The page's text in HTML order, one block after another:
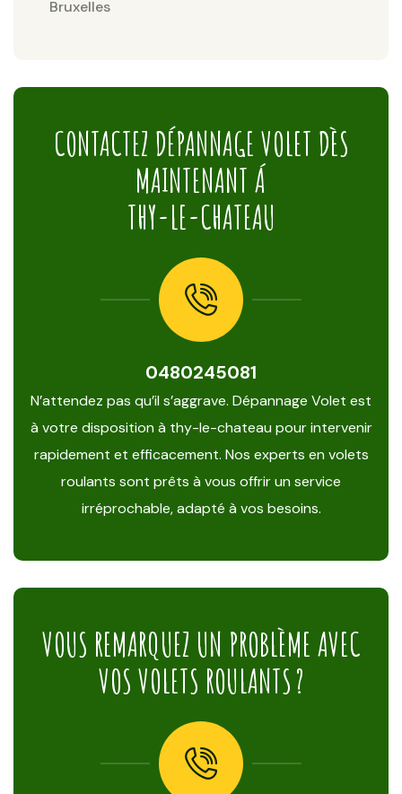
Bruxelles
CONTACTEZ DÉPANNAGE VOLET DÈS
MAINTENANT Á
THY-LE-CHATEAU
0480245081
N’attendez pas qu’il s’aggrave. Dépannage Volet est
à votre disposition à thy-le-chateau pour intervenir
rapidement et efficacement. Nos experts en volets
roulants sont prêts à vous offrir un service
irréprochable, adapté à vos besoins.
VOUS REMARQUEZ UN PROBLÈME AVEC
VOS VOLETS ROULANTS ?